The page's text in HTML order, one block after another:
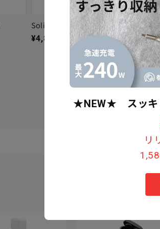
Solitta 10000mAh 準固体電池
通常価格
¥4,880 （内税）
★NEW★ スッキ
リ